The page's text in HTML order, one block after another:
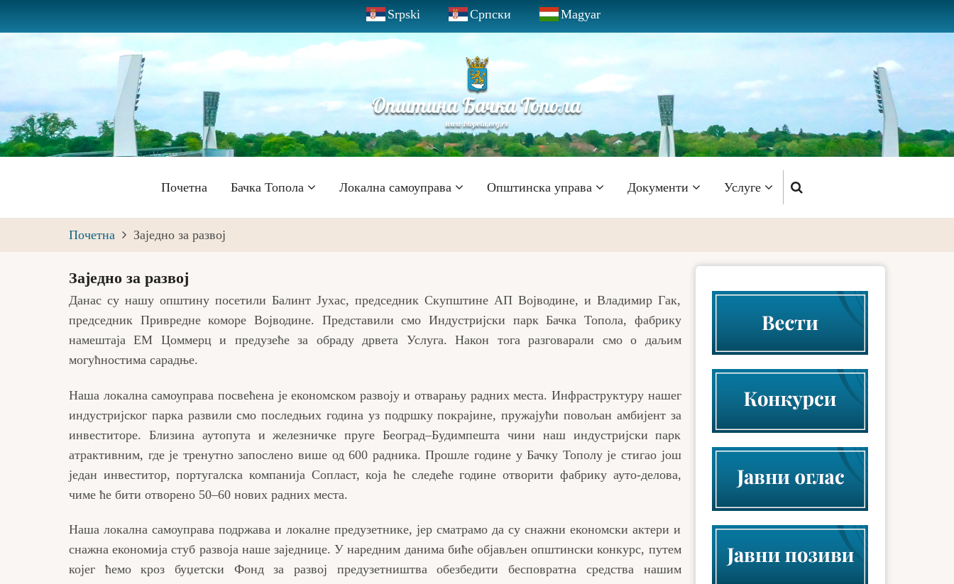
to
main
content
Srpski Српски Magyar
Главна
навигација
Почетна Бачка Топола Локална самоуправа Општинска управа Документи Услуге
Почетна Заједно за развој
Заједно за развој
Данас су нашу општину посетили Балинт Јухас, председник Скупштине АП Војводине, и Владимир Гак,
председник Привредне коморе Војводине. Представили смо Индустријски парк Бачка Топола, фабрику
намештаја ЕМ Цоммерц и предузеће за обраду дрвета Услуга. Након тога разговарали смо о даљим
могућностима сарадње.
Наша локална самоуправа посвећена је економском развоју и отварању радних места. Инфраструктуру нашег
индустријског парка развили смо последњих година уз подршку покрајине, пружајући повољан амбијент за
инвеститоре. Близина аутопута и железничке пруге Београд–Будимпешта чини наш индустријски парк
атрактивним, где је тренутно запослено више од 600 радника. Прошле године у Бачку Тополу је стигао још
један инвеститор, португалска компанија Сопласт, која ће следеће године отворити фабрику ауто-делова,
чиме ће бити отворено 50–60 нових радних места.
Наша локална самоуправа подржава и локалне предузетнике, јер сматрамо да су снажни економски актери и
снажна економија стуб развоја наше заједнице. У наредним данима биће објављен општински конкурс, путем
којег ћемо кроз буџетски Фонд за развој предузетништва обезбедити бесповратна средства нашим